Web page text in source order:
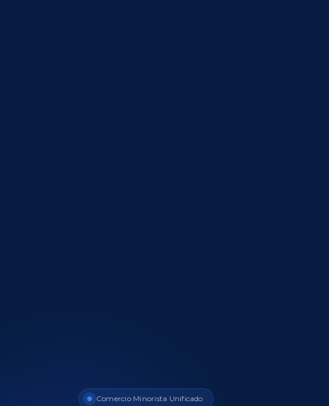
Comercio Minorista Unificado